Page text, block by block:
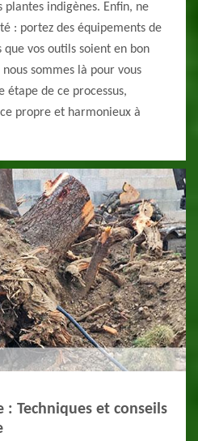
indigènes. Enfin, ne
: portez des équipements de
vos outils soient en bon
sommes là pour vous
étape de ce processus,
propre et harmonieux à
: Techniques et conseils